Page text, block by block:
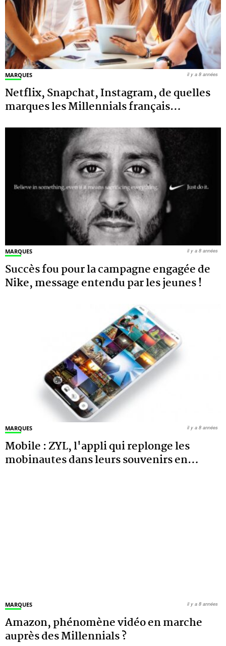
MARQUES
Netflix, Snapchat, Instagram, de quelles
marques les Millennials français…
il y a 8 années
MARQUES
Succès fou pour la campagne engagée de
Nike, message entendu par les jeunes !
il y a 8 années
MARQUES
Mobile : ZYL, l'appli qui replonge les
mobinautes dans leurs souvenirs en…
il y a 8 années
MARQUES
Amazon, phénomène vidéo en marche
auprès des Millennials ?
il y a 8 années